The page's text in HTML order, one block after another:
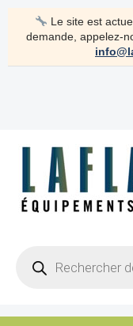
Le site est
demande, appelez-
search